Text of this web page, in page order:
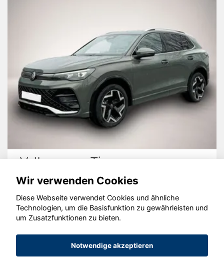
Volkswagen Tiguan
© konjunkturmotor.de GmbH 2020 - 2026
Wir verwenden Cookies
Diese Webseite verwendet Cookies und ähnliche
Technologien, um die Basisfunktion zu gewährleisten und
um Zusatzfunktionen zu bieten.
Notwendige akzeptieren